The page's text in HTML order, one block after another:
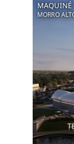
MAQUINÉ
MORRO